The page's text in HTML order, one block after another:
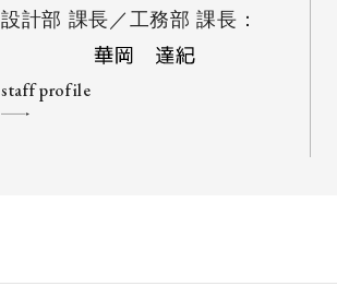
設計部 課長／工務部 課長：
staff profile